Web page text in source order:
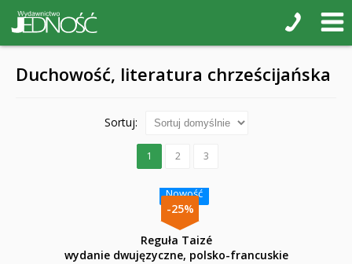
Duchowość, literatura chrześcijańska
Sortuj:
1 2 3
-25%
Nowość
Reguła Taizé
wydanie dwujęzyczne, polsko-francuskie